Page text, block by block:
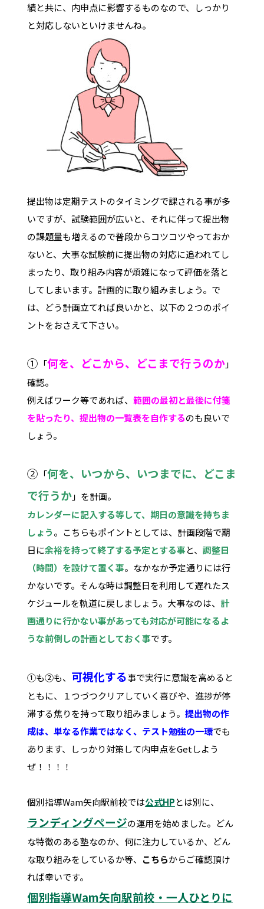
績と共に、内申点に影響するものなので、しっかり
と対応しないといけませんね。
提出物は定期テストのタイミングで課される事が多
いですが、試験範囲が広いと、それに伴って提出物
の課題量も増えるので普段からコツコツやっておか
ないと、大事な試験前に提出物の対応に追われてし
まったり、取り組み内容が煩雑になって評価を落と
してしまいます。計画的に取り組みましょう。で
は、どう計画立てれば良いかと、以下の２つのポイ
ントをおさえて下さい。
① 「何を、どこから、どこまで行うのか」
確認。
例えばワーク等であれば、 範囲の最初と最後に付箋
を貼ったり、提出物の一覧表を自作するのも良いで
しょう。
② 「何を、いつから、いつまでに、どこま
で行うか」を計画。
カレンダーに記入する等して、期日の意識を持ちま
しょう。こちらもポイントとしては、計画段階で期
日に余裕を持って終了する予定とする事と、 調整日
（時間）を設けて置く事。なかなか予定通りには行
かないです。そんな時は調整日を利用して遅れたス
ケジュールを軌道に戻しましょう。大事なのは、 計
画通りに行かない事があっても対応が可能になるよ
うな前倒しの計画としておく事です。
①も②も、 可視化する事で実行に意識を高めると
ともに、１つづつクリアしていく喜びや、進捗が停
滞する焦りを持って取り組みましょう。 提出物の作
成は、単なる作業ではなく、テスト勉強の一環でも
あります、しっかり対策して内申点をGetしよう
ぜ！！！！
個別指導Wam矢向駅前校では公式HPとは別に、
ランディングページの運用を始めました。どん
な特徴のある塾なのか、何に注力しているか、どん
な取り組みをしているか等、 こちらからご確認頂け
れば幸いです。
個別指導Wam矢向駅前校・一人ひとりに